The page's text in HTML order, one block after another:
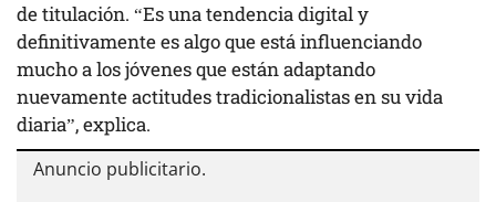
de titulación. “Es una tendencia digital y
definitivamente es algo que está influenciando
mucho a los jóvenes que están adaptando
nuevamente actitudes tradicionalistas en su vida
diaria”, explica.